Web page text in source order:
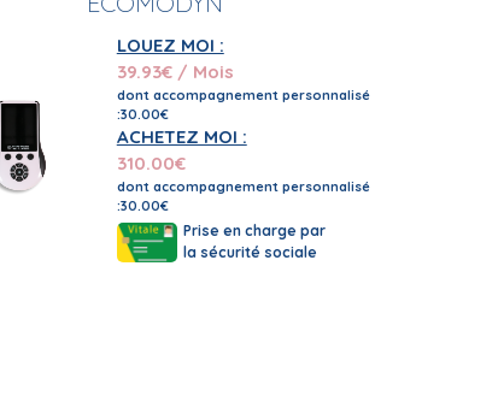
LOUEZ MOI :
39.93€ / Mois
dont accompagnement personnalisé
:30.00€
ACHETEZ MOI :
310.00€
dont accompagnement personnalisé
:30.00€
Prise en charge par
la sécurité sociale